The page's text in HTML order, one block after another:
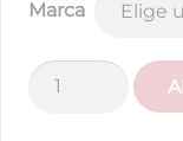
Marca
Capota